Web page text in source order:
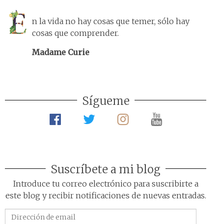
n la vida no hay cosas que temer, sólo hay
cosas que comprender.
Madame Curie
Sígueme
Suscríbete a mi blog
Introduce tu correo electrónico para suscribirte a
este blog y recibir notificaciones de nuevas entradas.